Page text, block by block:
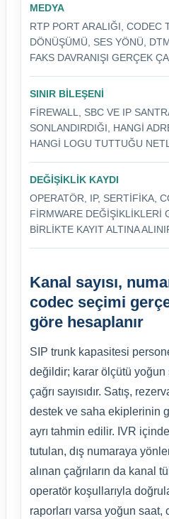
MEDYA
RTP PORT ARALIĞI, CODEC
DÖNÜŞÜMÜ, SES YÖNÜ,
FAKS DAVRANIŞI GERÇEK
SINIR BILEŞENI
FIREWALL, SBC VE IP
SONLANDIRDIĞI, HANGI
HANGI LOGU TUTTUĞU
DEĞIŞIKLIK KAYDI
OPERATÖR, IP, SERTIFIKA,
FIRMWARE DEĞIŞIKLIKLERI
BIRLIKTE KAYIT ALTINA
Kanal sayısı,
codec seçimi
göre hesaplanır
SIP trunk kapasitesi
değildir; karar ölçütü yoğun
çağrı sayısıdır. Satış,
destek ve saha ekiplerinin
ayrı tahmin edilir. IVR
tutulan, dış numaraya
alınan çağrıların da kanal
operatör koşullarıyla
raporları varsa yoğun saat,